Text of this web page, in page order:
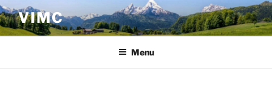
Ga
naar
de
VIMC
Menu